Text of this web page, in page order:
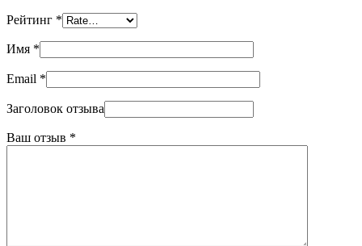
Рейтинг *
Имя *
Email *
Заголовок отзыва
Ваш отзыв *